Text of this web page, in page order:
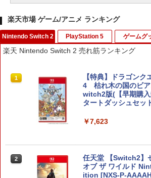
楽天市場 ゲーム/アニメ ランキング
Nintendo Switch 2
楽天 Nintendo Switch 2 売れ筋ランキング
1
【特典】ドラゴン
4 枯れ木の国のビ
witch2版(【早期購
タートダッシュセッ
￥7,623
2
任天堂 【Switch2】
オブ ザ ワイルド
ition [NXS-P-
PlayStation 5 ゲームグ